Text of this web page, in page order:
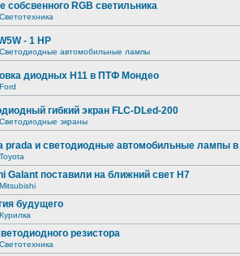
собсвенного RGB светильника
Светотехника
- 1 HP
Светодиодные автомобильные лампы
диодных Н11 в ПТФ Мондео
Ford
гибкий экран FLC-DLed-200
Светодиодные экраны
prada и светодиодные автомобильные лампы в
Toyota
Galant поставили на ближний свет H7
Mitsubishi
будущего
Курилка
резистора
Светотехника